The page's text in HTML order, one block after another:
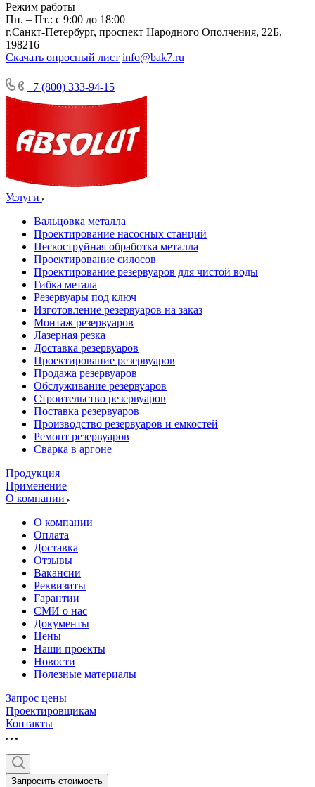
Режим работы
Пн. – Пт.: с 9:00 до 18:00
г.Санкт-Петербург, проспект Народного Ополчения, 22Б,
198216
Скачать опросный лист info@bak7.ru
+7 (800) 333-94-15
Услуги
Вальцовка металла
Проектирование насосных станций
Пескоструйная обработка металла
Проектирование силосов
Проектирование резервуаров для чистой воды
Гибка метала
Резервуары под ключ
Изготовление резервуаров на заказ
Монтаж резервуаров
Лазерная резка
Доставка резервуаров
Проектирование резервуаров
Продажа резервуаров
Обслуживание резервуаров
Cтроительство резервуаров
Поставка резервуаров
Производство резервуаров и емкостей
Ремонт резервуаров
Сварка в аргоне
Продукция
Применение
О компании
О компании
Оплата
Доставка
Отзывы
Вакансии
Реквизиты
Гарантии
СМИ о нас
Документы
Цены
Наши проекты
Новости
Полезные материалы
Запрос цены
Проектировщикам
Контакты
Запросить стоимость